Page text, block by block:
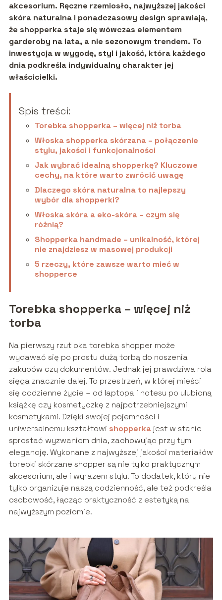
akcesorium. Ręczne rzemiosło, najwyższej jakości
skóra naturalna i ponadczasowy design sprawiają,
że shopperka staje się wówczas elementem
garderoby na lata, a nie sezonowym trendem. To
inwestycja w wygodę, styl i jakość, która każdego
dnia podkreśla indywidualny charakter jej
właścicielki.
Spis treści:
Torebka shopperka – więcej niż torba
Włoska shopperka skórzana – połączenie
stylu, jakości i funkcjonalności
Jak wybrać idealną shopperkę? Kluczowe
cechy, na które warto zwrócić uwagę
Dlaczego skóra naturalna to najlepszy
wybór dla shopperki?
Włoska skóra a eko-skóra – czym się
różnią?
Shopperka handmade – unikalność, której
nie znajdziesz w masowej produkcji
5 rzeczy, które zawsze warto mieć w
shopperce
Torebka shopperka – więcej niż
torba
Na pierwszy rzut oka torebka shopper może
wydawać się po prostu dużą torbą do noszenia
zakupów czy dokumentów. Jednak jej prawdziwa rola
sięga znacznie dalej. To przestrzeń, w której mieści
się codzienne życie – od laptopa i notesu po ulubioną
książkę czy kosmetyczkę z najpotrzebniejszymi
kosmetykami. Dzięki swojej pojemności i
uniwersalnemu kształtowi shopperkajest w stanie
sprostać wyzwaniom dnia, zachowując przy tym
elegancję. Wykonane z najwyższej jakości materiałów
torebki skórzane shopper są nie tylko praktycznym
akcesorium, ale i wyrazem stylu. To dodatek, który nie
tylko organizuje naszą codzienność, ale też podkreśla
osobowość, łącząc praktyczność z estetyką na
najwyższym poziomie.